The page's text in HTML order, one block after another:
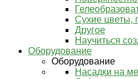
Сухие цветы,
Другое
Научиться
Оборудование
Оборудование
Насадки на